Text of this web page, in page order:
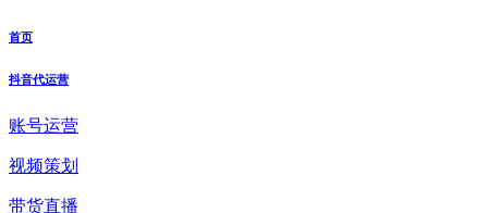
首页
抖音代运营
账号运营
视频策划
带货直播